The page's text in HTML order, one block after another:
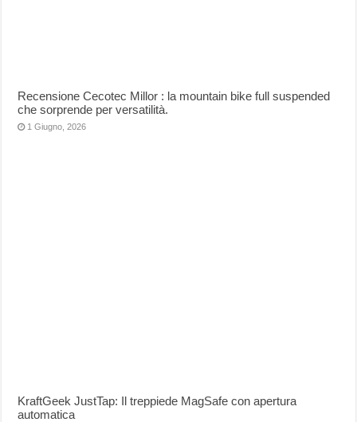
Recensione Cecotec Millor : la mountain bike full suspended
che sorprende per versatilità.
1 Giugno, 2026
KraftGeek JustTap: Il treppiede MagSafe con apertura
automatica